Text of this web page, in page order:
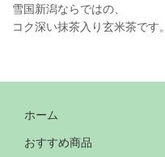
雪国新潟ならではの、
コク深い抹茶入り玄米茶です。
ホーム
おすすめ商品